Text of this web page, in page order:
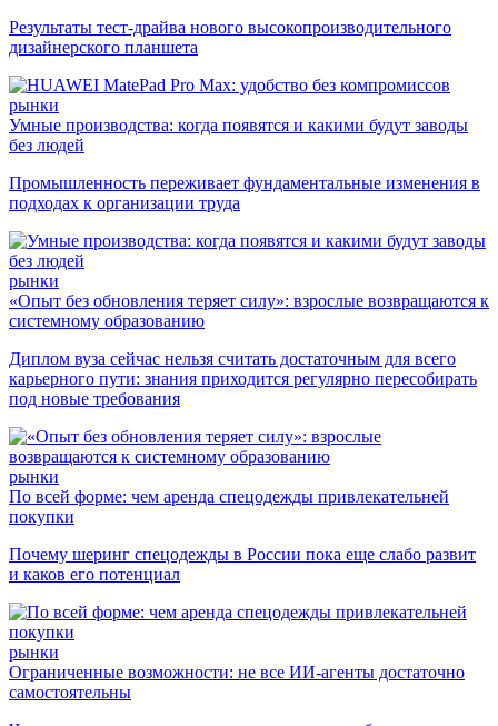
Результаты тест-драйва нового высокопроизводительного
дизайнерского планшета
рынки
Умные производства: когда появятся и какими будут заводы
без людей
Промышленность переживает фундаментальные изменения в
подходах к организации труда
рынки
«Опыт без обновления теряет силу»: взрослые возвращаются к
системному образованию
Диплом вуза сейчас нельзя считать достаточным для всего
карьерного пути: знания приходится регулярно пересобирать
под новые требования
рынки
По всей форме: чем аренда спецодежды привлекательней
покупки
Почему шеринг спецодежды в России пока еще слабо развит
и каков его потенциал
рынки
Ограниченные возможности: не все ИИ-агенты достаточно
самостоятельны